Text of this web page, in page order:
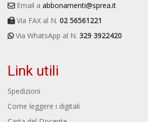
Email a abbonamenti@sprea.it
Via FAX al N. 02 56561221
Via WhatsApp al N. 329 3922420
Link utili
Spedizioni
Come leggere i digitali